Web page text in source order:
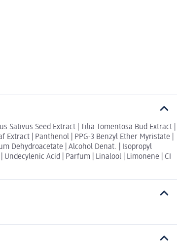
Sativus Seed Extract | Tilia Tomentosa Bud Extract |
| Panthenol | PPG-3 Benzyl Ether Myristate |
Dehydroacetate | Alcohol Denat. | Isopropyl
Acid | Parfum | Linalool | Limonene | CI